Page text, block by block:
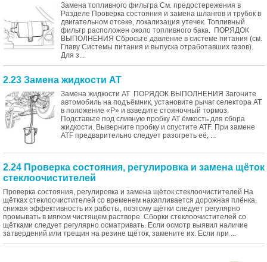
Замена топливного фильтра См. предостережения в
Разделе Проверка состояния и замена шлангов и трубок в
двигательном отсеке, локализация утечек. Топливный
фильтр расположен около топливного бака. ПОРЯДОК
ВЫПОЛНЕНИЯ Сбросьте давление в системе питания (см.
Главу Системы питания и выпуска отработавших газов).
Для з...
2.23 Замена жидкости AT
Замена жидкости AT ПОРЯДОК ВЫПОЛНЕНИЯ Загоните
автомобиль на подъёмник, установите рычаг селектора АТ
в положение «P» и взведите стояночный тормоз.
Подставьте под сливную пробку АТ ёмкость для сбора
жидкости. Выверните пробку и спустите ATF. При замене
ATF предварительно следует разогреть её, ...
2.24 Проверка состояния, регулировка и замена щёток
стеклоочистителей
Проверка состояния, регулировка и замена щёток стеклоочистителей На
щётках стеклоочистителей со временем накапливается дорожная плёнка,
снижая эффективность их работы, поэтому щётки следует регулярно
промывать в мягком чистящем растворе. Сборки стеклоочистителей со
щётками следует регулярно осматривать. Если осмотр выявил наличие
затвердений или трещин на резине щёток, замените их. Если при ...